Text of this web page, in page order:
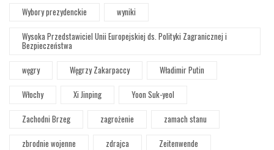
Wybory prezydenckie
wyniki
Wysoka Przedstawiciel Unii Europejskiej ds. Polityki Zagranicznej i
Bezpieczeństwa
węgry
Węgrzy Zakarpaccy
Władimir Putin
Włochy
Xi Jinping
Yoon Suk-yeol
Zachodni Brzeg
zagrożenie
zamach stanu
zbrodnie wojenne
zdrajca
Zeitenwende